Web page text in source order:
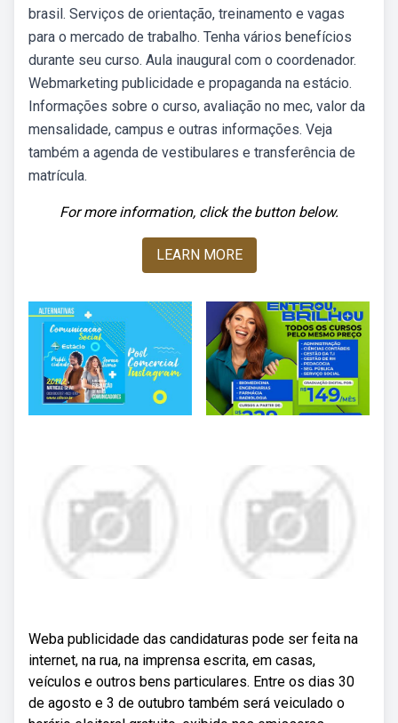
brasil. Serviços de orientação, treinamento e vagas
para o mercado de trabalho. Tenha vários benefícios
durante seu curso. Aula inaugural com o coordenador.
Webmarketing publicidade e propaganda na estácio.
Informações sobre o curso, avaliação no mec, valor da
mensalidade, campus e outras informações. Veja
também a agenda de vestibulares e transferência de
matrícula.
For more information, click the button below.
LEARN MORE
Weba publicidade das candidaturas pode ser feita na
internet, na rua, na imprensa escrita, em casas,
veículos e outros bens particulares. Entre os dias 30
de agosto e 3 de outubro também será veiculado o